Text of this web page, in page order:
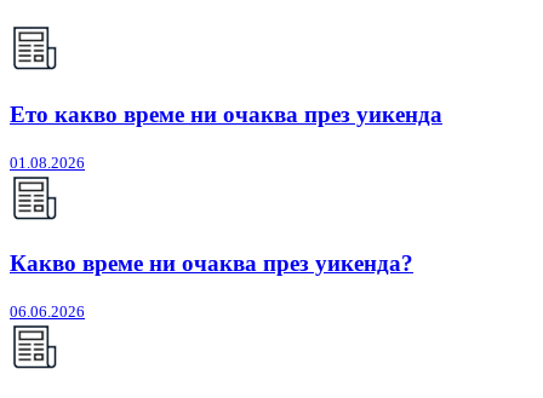
Ето какво време ни очаква през уикенда
01.08.2026
Какво време ни очаква през уикенда?
06.06.2026